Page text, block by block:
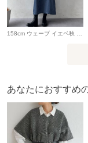
素材
製造国
ギフト
158cm ウェーブ イエベ秋 デニムワンピにブラックを重ねた、大人のモノトーンコーデ。 ふわっとしたニットコートが季節感をプラスしてくれるので、 シンプルな合わせでもしっかりサマになります◎ 足元はサイドゴアブーツでバランスよく。
あなたにおすすめ